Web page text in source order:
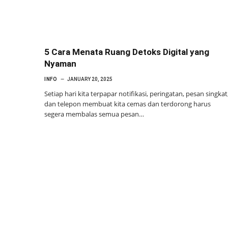
5 Cara Menata Ruang Detoks Digital yang
Nyaman
INFO JANUARY 20, 2025
Setiap hari kita terpapar notifikasi, peringatan, pesan
dan telepon membuat kita cemas dan terdorong harus
segera membalas semua pesan…